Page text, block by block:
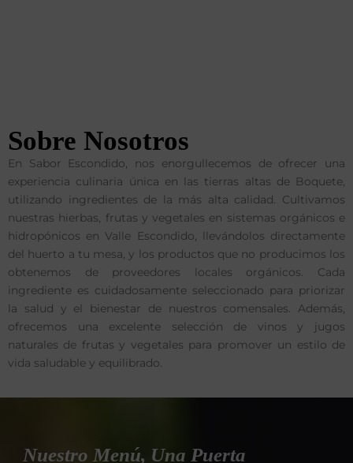
Sobre Nosotros
En Sabor Escondido, nos enorgullecemos de ofrecer una
experiencia culinaria única en las tierras altas de Boquete,
utilizando ingredientes de la más alta calidad. Cultivamos
nuestras hierbas, frutas y vegetales en sistemas orgánicos e
hidropónicos en Valle Escondido, llevándolos directamente
del huerto a tu mesa, y los productos que no producimos los
obtenemos de proveedores locales orgánicos. Cada
ingrediente es cuidadosamente seleccionado para priorizar
la salud y el bienestar de nuestros comensales. Además,
ofrecemos una excelente selección de vinos y jugos
naturales de frutas y vegetales para promover un estilo de
vida saludable y equilibrado.
Nuestro Menú, Una Puerta